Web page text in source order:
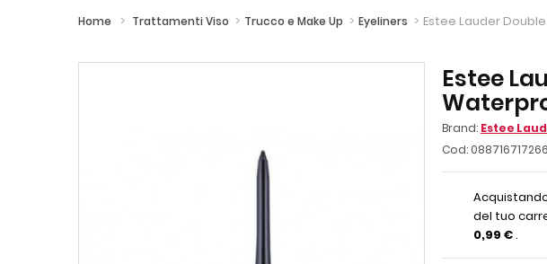
Home > Trattamenti Viso > Trucco e Make Up > Eyeliners > Estee Lauder
Estee
Brand: Estee
Cod:
del tuo
0,99 €.